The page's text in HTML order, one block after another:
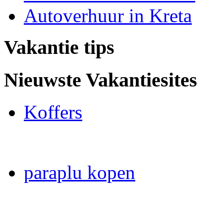
Autoverhuur in Kreta
Vakantie tips
Nieuwste Vakantiesites
Koffers
paraplu kopen